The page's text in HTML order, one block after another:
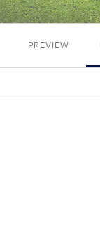
PREVIEW